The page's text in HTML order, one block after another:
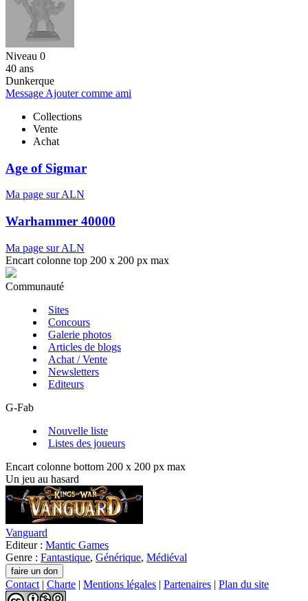
Niveau 0
40 ans
Dunkerque
Message Ajouter comme ami
Collections
Vente
Achat
Age of Sigmar
Ma page sur ALN
Warhammer 40000
Ma page sur ALN
Encart colonne top 200 x 200 px max
Communauté
Sites
Concours
Galerie photos
Articles de blogs
Achat / Vente
Newsletters
Editeurs
G-Fab
Nouvelle liste
Listes des joueurs
Encart colonne bottom 200 x 200 px max
Un jeu au hasard
Vanguard
Editeur : Mantic Games
Genre : Fantastique, Générique, Médiéval
Contact | Charte | Mentions légales | Partenaires | Plan du site